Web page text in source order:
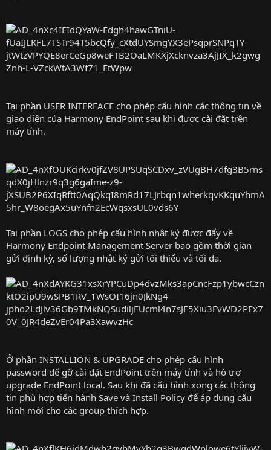
Tại phần USER INTERFACE cho phép cấu hình các thông tin về
giao diện của Harmony EndPoint sau khi được cài đặt trên
máy tính.
Tại phần LOGS cho phép cấu hình nhật ký được đẩy về
Harmony Endpoint Management Server bao gồm thời gian
gửi định kỳ, số lượng nhật ký gửi tối thiểu và tối đa.
Ở phần INSTALLION & UPGRADE cho phép cấu hình
password để gỡ cài đặt EndPoint trên máy tính và hỗ trợ
upgrade EndPoint local. Sau khi đã cấu hình xong các thông
tin phù hợp tiến hành Save và Install Policy để áp dụng cấu
hình mới cho các group thích hợp.